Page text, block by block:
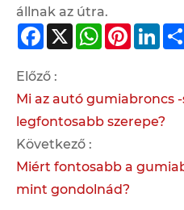
állnak az útra.
Facebook
X WhatsApp
Pinterest
Előző :
Mi az autó gumiabroncs
legfontosabb szerepe?
Következő :
Miért fontosabb a
mint gondolnád?